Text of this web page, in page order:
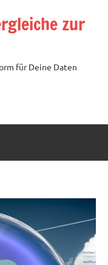
zur
für Deine Daten